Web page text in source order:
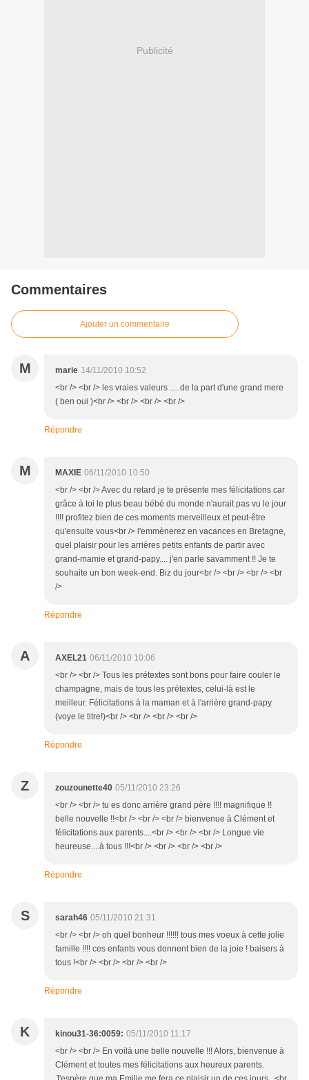
Publicité
Commentaires
Ajouter un commentaire
M marie 14/11/2010 10:52
<br /> <br /> les vraies valeurs .....de la part d'une grand mere
( ben oui )<br /> <br /> <br /> <br />
Répondre
M MAXIE 06/11/2010 10:50
<br /> <br /> Avec du retard je te présente mes félicitations car
grâce à toi le plus beau bébé du monde n'aurait pas vu le jour
!!!! profitez bien de ces moments merveilleux et peut-être
qu'ensuite vous<br /> l'emmènerez en vacances en Bretagne,
quel plaisir pour les arrières petits enfants de partir avec
grand-mamie et grand-papy.... j'en parle savamment !! Je te
souhaite un bon week-end. Biz du jour<br /> <br /> <br /> <br
/>
Répondre
A AXEL21 06/11/2010 10:06
<br /> <br /> Tous les prétextes sont bons pour faire couler le
champagne, mais de tous les prétextes, celui-là est le
meilleur. Félicitations à la maman et à l'arrière grand-papy
(voye le titre!)<br /> <br /> <br /> <br />
Répondre
Z zouzounette40 05/11/2010 23:26
<br /> <br /> tu es donc arrière grand père !!!! magnifique !!
belle nouvelle !!<br /> <br /> <br /> bienvenue à Clément et
félicitations aux parents....<br /> <br /> <br /> Longue vie
heureuse....à tous !!!<br /> <br /> <br /> <br />
Répondre
S sarah46 05/11/2010 21:31
<br /> <br /> oh quel bonheur !!!!!! tous mes voeux à cette jolie
famille !!!! ces enfants vous donnent bien de la joie ! baisers à
tous !<br /> <br /> <br /> <br />
Répondre
K kinou31-36:0059: 05/11/2010 11:17
<br /> <br /> En voilà une belle nouvelle !!! Alors, bienvenue à
Clément et toutes mes félicitations aux heureux parents.